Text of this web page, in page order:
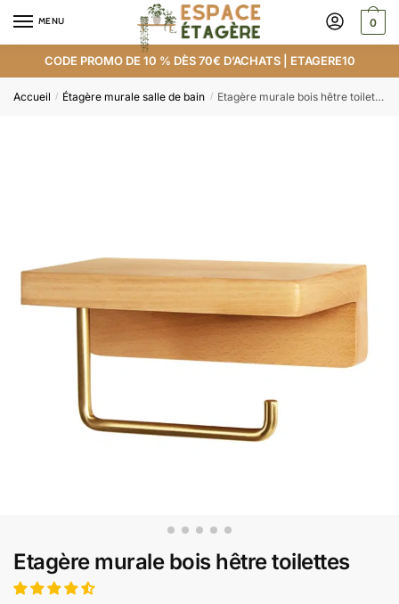
MENU 0
CODE PROMO DE 10 % DÈS 70€ D’ACHATS | ETAGERE10
Accueil / Étagère murale salle de bain / Etagère murale bois hêtre toilettes
Etagère murale bois hêtre toilettes